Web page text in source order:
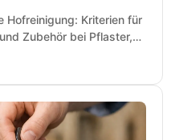
Hofreinigung: Kriterien für
Zubehör bei Pflaster,